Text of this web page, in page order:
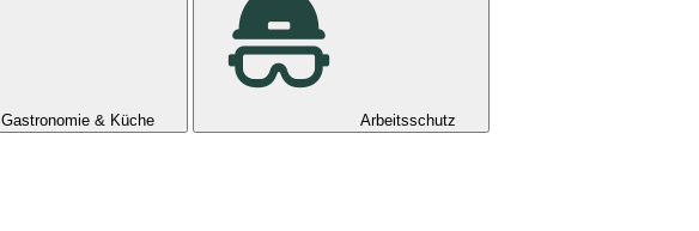
Gastronomie & Küche Arbeitsschutz